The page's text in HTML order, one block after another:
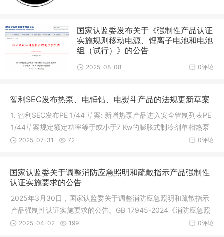
国家认监委发布关于《强制性产品认证
实施规则移动电源、锂离子电池和电池
组（试行）》的公告
0评论
2025-08-08
智利SEC发布热泵、电锤钻、电熨斗产品的法规更新草案
1. 智利SEC发布PE 1/44 草案: 新增热泵产品进入安全管制列表PE
1/44草案规定额定功率等于或小于7 Kw的膨胀式制冷剂单相热泵
的安全认证要求。产品范围包括： - 用于家庭热水供应的热泵。 -
0评论
2025-07-31 72
国家认监委关于调整消防应急照明和疏散指示产品强制性
认证实施要求的公告
2025年3月30日，国家认监委关于调整消防应急照明和疏散指示
产品强制性认证实施要求的公告。GB 17945-2024《消防应急照
明和疏散指示系统》新版国家标准将于2025年5月1日起正式实0评论
2025-04-02 199